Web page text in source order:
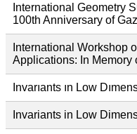
International Geometry
100th Anniversary of
International Workshop
Applications: In Memory
Invarıants ın Low
Invariants in Low